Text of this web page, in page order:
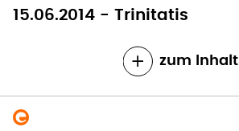
15.06.2014 - Trinitatis
zum Inhalt